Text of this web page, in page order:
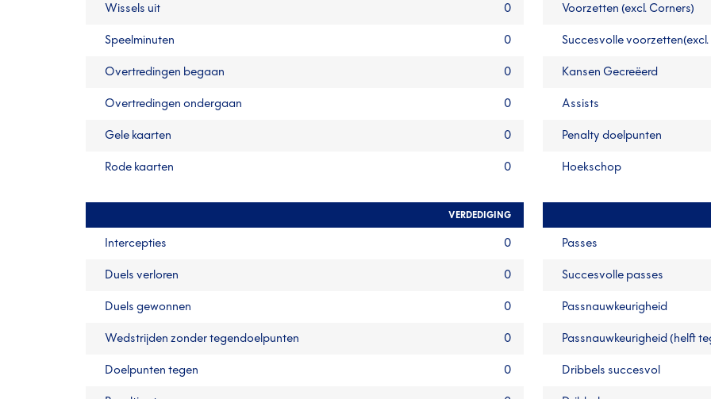
Wissels uit 0
Speelminuten 0
Overtredingen begaan 0
Overtredingen ondergaan 0
Gele kaarten 0
Rode kaarten 0
Voorzetten (excl. Corners)
Succesvolle
Kansen Gecreëerd
Assists
Penalty doelpunten
Hoekschop
VERDEDIGING
Intercepties 0
Duels verloren 0
Duels gewonnen 0
Wedstrijden zonder tegendoelpunten 0
Doelpunten tegen 0
Passes
Succesvolle passes
Passnauwkeurigheid
Passnauwkeurigheid (helft
Dribbels succesvol